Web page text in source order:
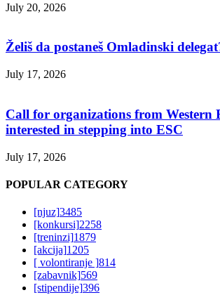
July 20, 2026
Želiš da postaneš Omladinski
July 17, 2026
Call for organizations from Western
interested in stepping into ESC
July 17, 2026
POPULAR CATEGORY
[njuz]3485
[konkursi]2258
[treninzi]1879
[akcija]1205
[ volontiranje ]814
[zabavnik]569
[stipendije]396